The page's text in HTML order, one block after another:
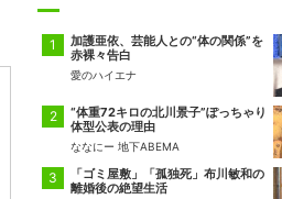
加護亜依、芸能人との“体の関係”を
赤裸々告白
愛のハイエナ
“体重72キロの北川景子”ぽっちゃり
体型公表の理由
ななにー 地下ABEMA
「ゴミ屋敷」「孤独死」布川敏和の
離婚後の絶望生活